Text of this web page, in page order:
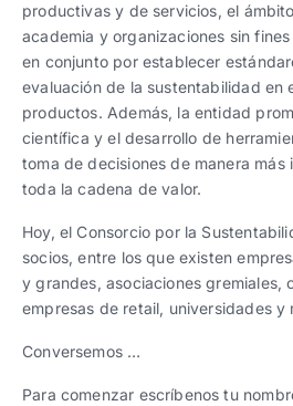
productivas y de servicios, el
academia y organizaciones sin
en conjunto por establecer
evaluación de la sustentabilidad en
productos. Además, la entidad
científica y el desarrollo de
toma de decisiones de manera
toda la cadena de valor.
Hoy, el Consorcio por la
socios, entre los que existen
y grandes, asociaciones gremiales,
empresas de retail, universidades y
Conversemos …
Para comenzar escríbenos tu